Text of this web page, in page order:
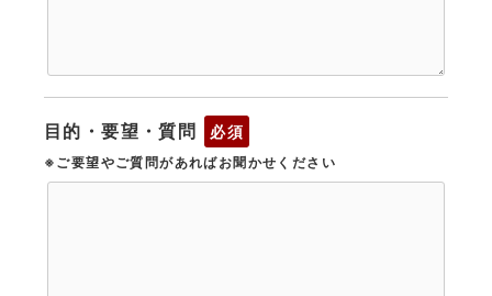
目的・要望・質問 必須
※ご要望やご質問があればお聞かせください